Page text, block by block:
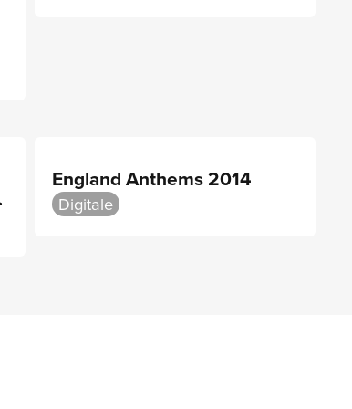
England Anthems 2014
Digitale